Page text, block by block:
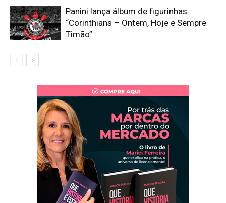
Panini lança álbum de figurinhas
“Corinthians – Ontem, Hoje e Sempre
Timão”